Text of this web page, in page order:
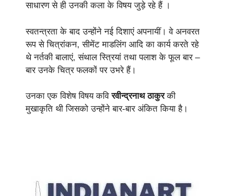
साधारण से ही उनकी कला के विषय जुड़े रहे हैं ।
स्वतन्त्रता के बाद उन्होंने नई दिशाएं अपनायीं। वे अनवरत
रूप से चित्रांकन, सीमेंट माडलिंग आदि का कार्य करते रहे
थे नर्तकी बालाएं, संथाल स्त्रियां तथा पलाश के फूल बार –
बार उनके चित्र फलकों पर उभरे हैं।
उनका एक विशेष विषय कविरवीन्द्रनाथ ठाकुरकी
मुखाकृति थी जिसको उन्होंने बार-बार अंकित किया है।